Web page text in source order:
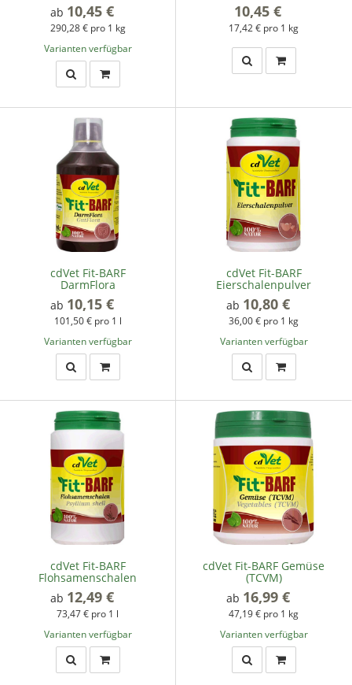
ab 10,45 €
290,28 € pro 1 kg
Varianten verfügbar
10,45 €
17,42 € pro 1 kg
cdVet Fit-BARF
DarmFlora
ab 10,15 €
101,50 € pro 1 l
Varianten verfügbar
cdVet Fit-BARF
Eierschalenpulver
ab 10,80 €
36,00 € pro 1 kg
Varianten verfügbar
cdVet Fit-BARF
Flohsamenschalen
ab 12,49 €
73,47 € pro 1 l
Varianten verfügbar
cdVet Fit-BARF Gemüse
(TCVM)
ab 16,99 €
47,19 € pro 1 kg
Varianten verfügbar